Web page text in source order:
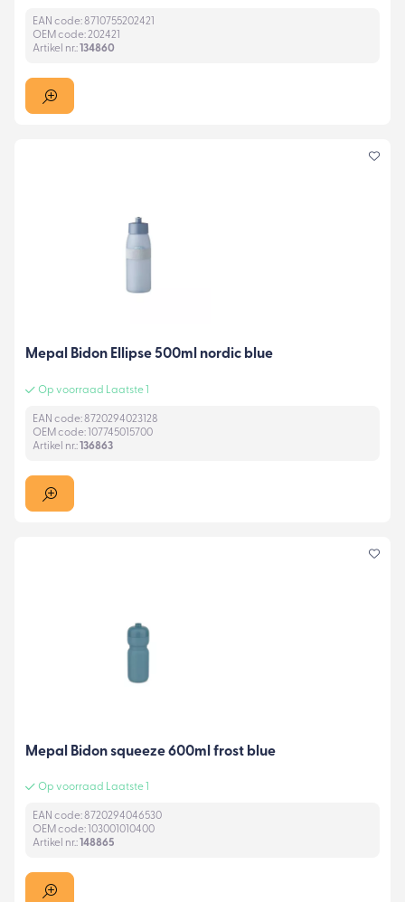
EAN code: 8710755202421
OEM code: 202421
Artikel nr.: 134860
Mepal Bidon Ellipse 500ml nordic blue
Op voorraad Laatste 1
EAN code: 8720294023128
OEM code: 107745015700
Artikel nr.:136863
Mepal Bidon squeeze 600ml frost blue
Op voorraad Laatste 1
EAN code: 8720294046530
OEM code: 103001010400
Artikel nr.:148865